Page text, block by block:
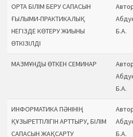
ОРТА БІЛІМ БЕРУ САПАСЫН
ҒЫЛЫМИ-ПРАКТИКАЛЫҚ
НЕГІЗДЕ КӨТЕРУ ЖИЫНЫ
ӨТКІЗІЛДІ
Б.А.
МАЗМҰНДЫ ӨТКЕН СЕМИНАР
Б.А.
ИНФОРМАТИКА ПӘНІНІҢ
ҚҰЗЫРЕТТІЛІГІН АРТТЫРУ, БІЛІМ
САПАСЫН ЖАҚСАРТУ
Б.А.